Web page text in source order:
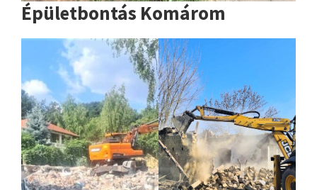
Épületbontás Komárom